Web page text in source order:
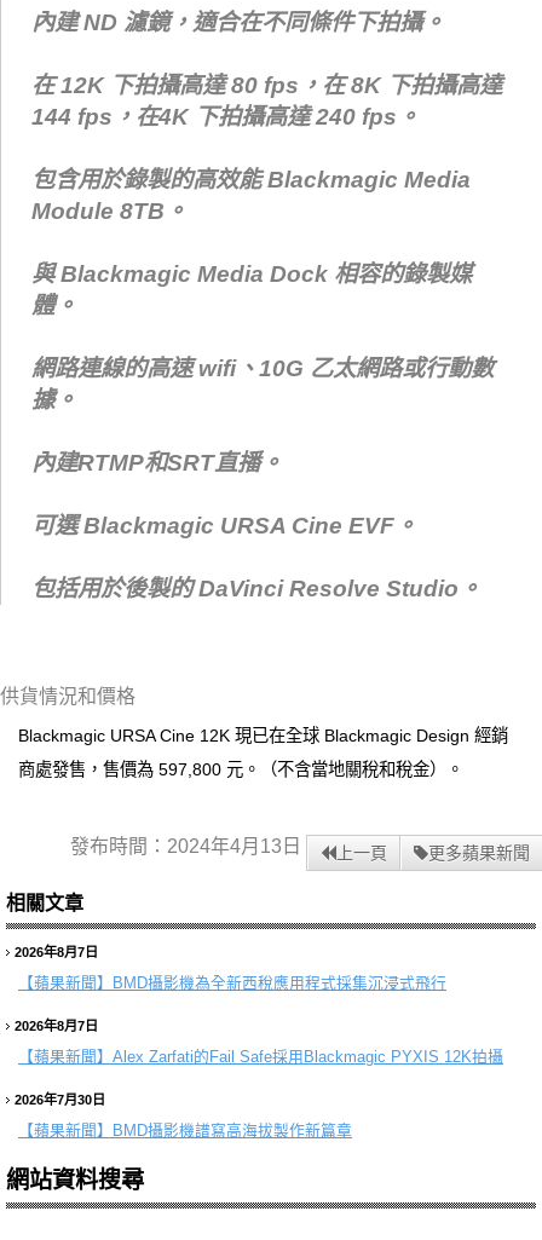
內建 ND 濾鏡，適合在不同條件下拍攝。
在 12K 下拍攝高達 80 fps，在 8K 下拍攝高達
144 fps，在4K 下拍攝高達 240 fps。
包含用於錄製的高效能 Blackmagic Media
Module 8TB。
與 Blackmagic Media Dock 相容的錄製媒
體。
網路連線的高速 wifi、10G 乙太網路或行動數
據。
內建RTMP和SRT直播。
可選 Blackmagic URSA Cine EVF。
包括用於後製的 DaVinci Resolve Studio。
供貨情況和價格
Blackmagic URSA Cine 12K 現已在全球 Blackmagic Design 經銷
商處發售，售價為 597,800 元。（不含當地關稅和稅金）。
發布時間：2024年4月13日 上一頁 更多蘋果新聞
相關文章
2026年8月7日
【蘋果新聞】 BMD攝影機為全新西稅應用程式採集沉浸式飛行
2026年8月7日
【蘋果新聞】 Alex Zarfati的Fail Safe採用Blackmagic PYXIS 12K拍攝
2026年7月30日
【蘋果新聞】 BMD攝影機譜寫高海拔製作新篇章
網站資料搜尋